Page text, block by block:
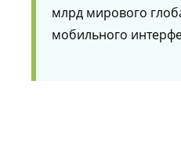
млрд мирового
мобильного